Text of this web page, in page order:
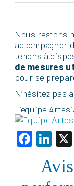
Nous restons
accompagner
tenons à
de mesures
pour se
N’hésitez pas
L’équipe